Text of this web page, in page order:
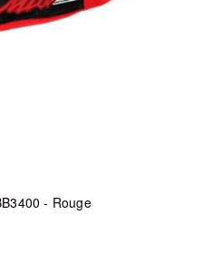
- Rouge